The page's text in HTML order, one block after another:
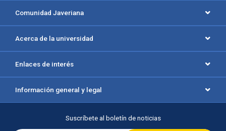
Comunidad Javeriana
Acerca de la universidad
Enlaces de interés
Información general y legal
Suscríbete al boletín de noticias